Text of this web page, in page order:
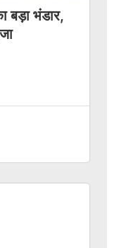
बड़ा भंडार,